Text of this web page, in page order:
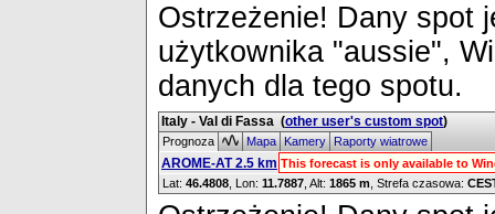
Ostrzeżenie! Dany spot
użytkownika "aussie",
danych dla tego spotu.
Italy - Val di Fassa (other user's custom spot)
Prognoza MapaKameryRaporty wiatrowe
AROME-AT 2.5 km This forecast is only available to
Lat: 46.4808 , Lon: 11.7887 Alt: 1865 m , Strefa czasowa: